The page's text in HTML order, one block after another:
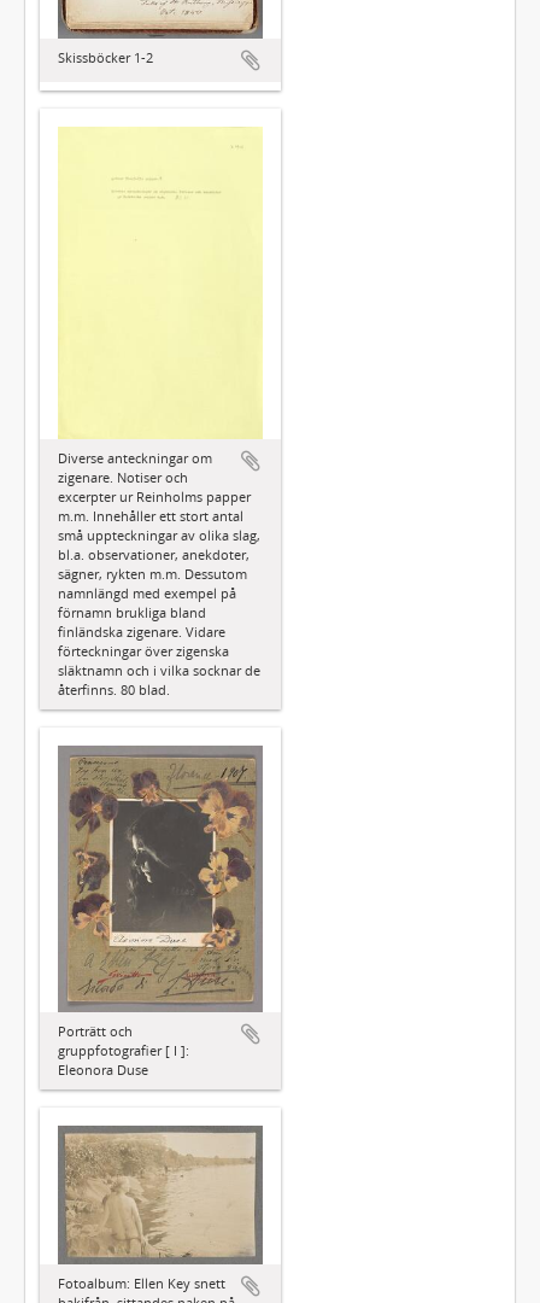
Skissböcker 1-2
Diverse anteckningar om
zigenare. Notiser och
excerpter ur Reinholms papper
m.m. Innehåller ett stort antal
små uppteckningar av olika slag,
bl.a. observationer, anekdoter,
sägner, rykten m.m. Dessutom
namnlängd med exempel på
förnamn brukliga bland
finländska zigenare. Vidare
förteckningar över zigenska
släktnamn och i vilka socknar de
återfinns. 80 blad.
Porträtt och
gruppfotografier [ I ]:
Eleonora Duse
Fotoalbum: Ellen Key snett